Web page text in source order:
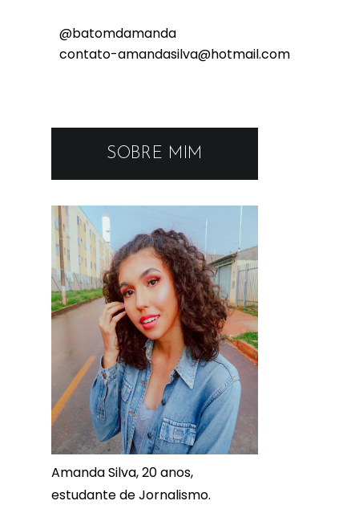
@batomdamanda
contato-amandasilva@hotmail.com
SOBRE MIM
Amanda Silva, 20 anos,
estudante de Jornalismo.